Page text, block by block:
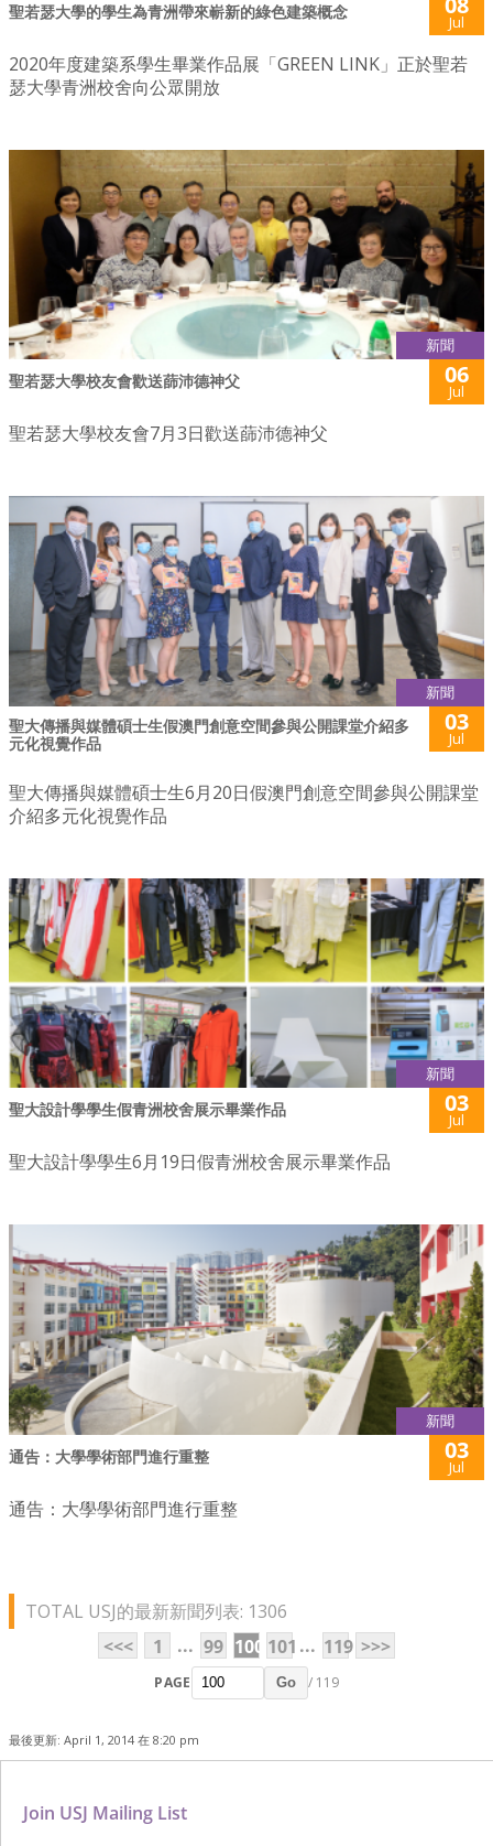
聖若瑟大學的學生為青洲帶來嶄新的綠色建築概念 Jul
2020年度建築系學生畢業作品展「GREEN LINK」正於聖若
瑟大學青洲校舍向公眾開放
新聞
聖若瑟大學校友會歡送蒒沛德神父 06
Jul
聖若瑟大學校友會7月3日歡送蒒沛德神父
新聞
聖大傳播與媒體碩士生假澳門創意空間參與公開課堂介紹多
元化視覺作品
03
Jul
聖大傳播與媒體碩士生6月20日假澳門創意空間參與公開課堂
介紹多元化視覺作品
新聞
聖大設計學學生假青洲校舍展示畢業作品 03
Jul
聖大設計學學生6月19日假青洲校舍展示畢業作品
新聞
通告：大學學術部門進行重整 03
Jul
通告：大學學術部門進行重整
TOTAL USJ的最新新聞列表: 1306
<<<
1 ... 99 100 101 ... 119 >>>
PAGE Go / 119
最後更新: April 1, 2014 在 8:20 pm
Join USJ Mailing List